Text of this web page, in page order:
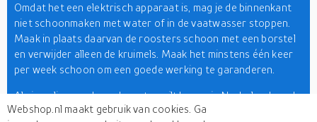
Omdat het een elektrisch apparaat is, mag je de binnenkant
niet schoonmaken met water of in de vaatwasser stoppen.
Maak in plaats daarvan de roosters schoon met een borstel
en verwijder alleen de kruimels. Maak het minstens één keer
per week schoon om een goede werking te garanderen.
Als je online een broodrooster wilt kopen in Nederland, zoek
dan niet verder want je bent op de juiste plek. Hier vind je
Webshop.nl maakt gebruik van cookies. Ga